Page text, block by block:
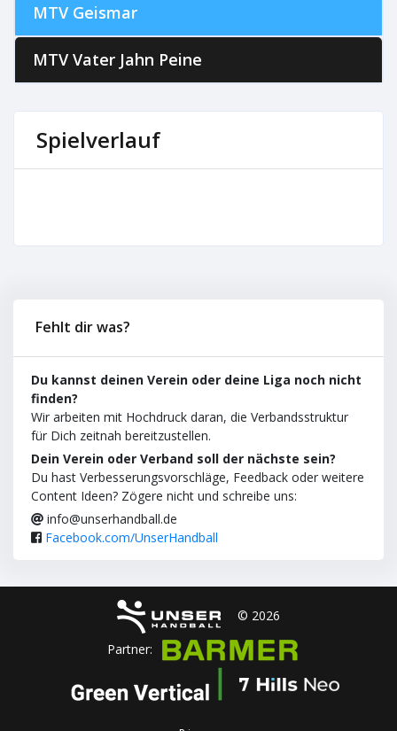
MTV Geismar
MTV Vater Jahn Peine
Spielverlauf
Fehlt dir was?
Du kannst deinen Verein oder deine Liga noch nicht
finden?
Wir arbeiten mit Hochdruck daran, die Verbandsstruktur
für Dich zeitnah bereitzustellen.
Dein Verein oder Verband soll der nächste sein?
Du hast Verbesserungsvorschläge, Feedback oder weitere
Content Ideen? Zögere nicht und schreibe uns:
info@unserhandball.de
Facebook.com/UnserHandball
© 2026
Partner: